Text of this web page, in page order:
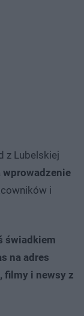
z Lubelskiej
wprowadzenie
i
świadkiem
na adres
filmy i newsy z